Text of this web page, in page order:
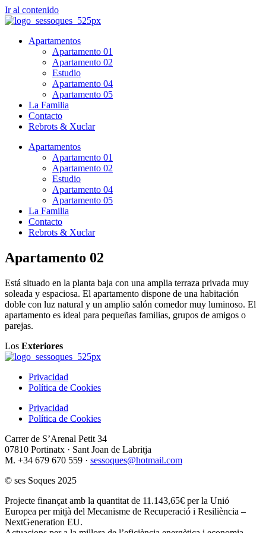
Ir al contenido
Apartamentos
Apartamento 01
Apartamento 02
Estudio
Apartamento 04
Apartamento 05
La Familia
Contacto
Rebrots & Xuclar
Apartamentos
Apartamento 01
Apartamento 02
Estudio
Apartamento 04
Apartamento 05
La Familia
Contacto
Rebrots & Xuclar
Apartamento 02
Está situado en la planta baja con una amplia terraza privada muy
soleada y espaciosa. El apartamento dispone de una habitación
doble con luz natural y un amplio salón comedor muy luminoso. El
apartamento es ideal para pequeñas familias, grupos de amigos o
parejas.
Los Exteriores
Privacidad
Política de Cookies
Privacidad
Política de Cookies
Carrer de S’Arenal Petit 34
07810 Portinatx · Sant Joan de Labritja
M. +34 679 670 559 · sessoques@hotmail.com
© ses Soques 2025
Projecte finançat amb la quantitat de 11.143,65€ per la Unió
Europea per mitjà del Mecanisme de Recuperació i Resiliència –
NextGeneration EU.